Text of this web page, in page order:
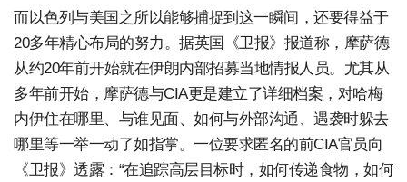
而以色列与美国之所以能够捕捉到这一瞬间，还要得益于
20多年精心布局的努力。据英国《卫报》报道称，摩萨德
从约20年前开始就在伊朗内部招募当地情报人员。尤其从
多年前开始，摩萨德与CIA更是建立了详细档案，对哈梅
内伊住在哪里、与谁见面、如何与外部沟通、遇袭时躲去
哪里等一举一动了如指掌。一位要求匿名的前CIA官员向
《卫报》透露：“在追踪高层目标时，如何传递食物，如何